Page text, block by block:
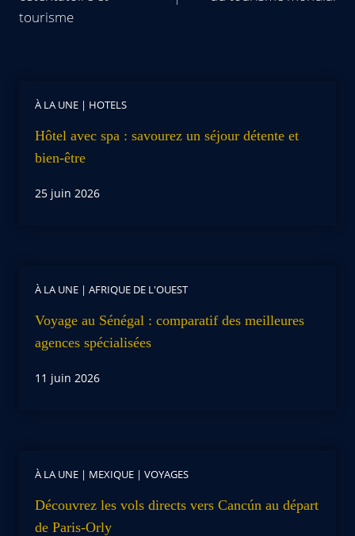
tourisme
À LA UNE | HOTELS
Hôtel avec spa : savourez un séjour détente et
bien-être
25 juin 2026
À LA UNE | AFRIQUE DE L'OUEST
Voyage au Sénégal : comparatif des meilleures
agences spécialisées
11 juin 2026
À LA UNE | MEXIQUE | VOYAGES
Découvrez les vols directs vers Cancún au départ
de Paris-Orly